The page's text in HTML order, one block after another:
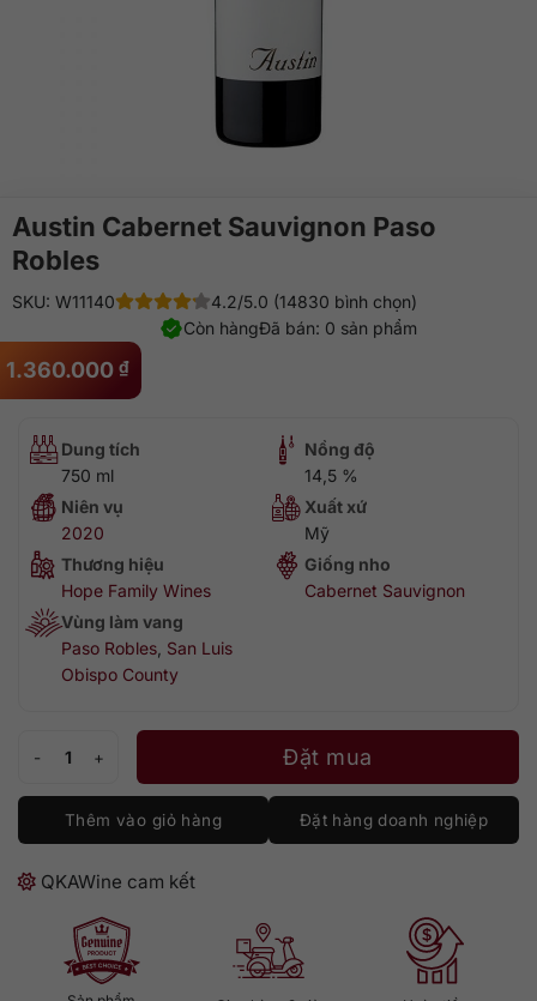
Austin Cabernet Sauvignon Paso
Robles
1.360.000 ₫
SKU: W11140
4.2/5.0 (14830 bình chọn)
Đã bán: 0 sản phẩm
Còn hàng
Dung tích
750 ml
Nồng độ
14,5 %
Niên vụ
2020
Xuất xứ
Mỹ
Thương hiệu
Hope Family Wines
Giống nho
Cabernet Sauvignon
Vùng làm vang
Paso Robles San Luis
Obispo County
Austin Cabernet Sauvignon Paso Robles số lượng
Đặt mua
Thêm vào giỏ hàng Đặt hàng doanh nghiệp
QKAWine cam kết